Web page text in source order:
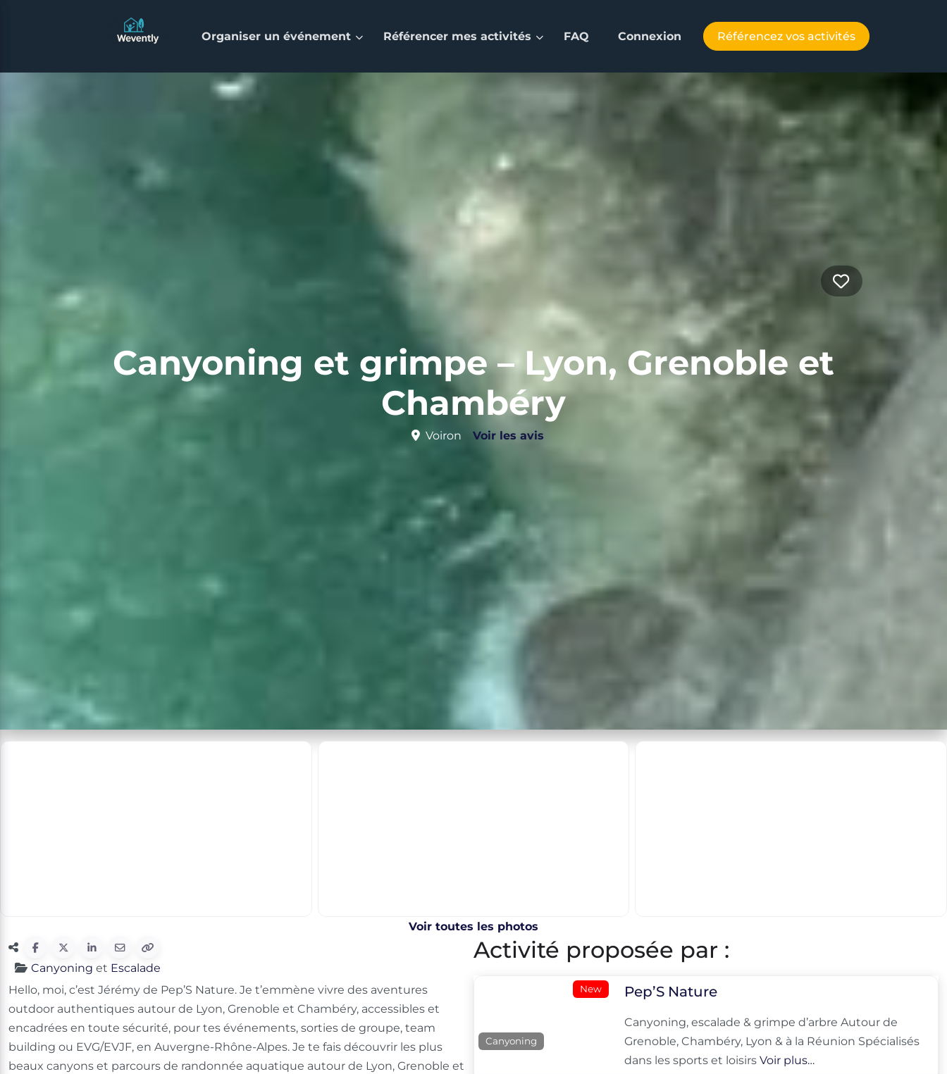
Organiser un événement Référencer mes activités FAQ Connexion Référencez vos activités
Favorite
Canyoning et grimpe – Lyon, Grenoble et
Chambéry
Voiron Voir les avis
Voir toutes les photos
Canyoning et Escalade
Hello, moi, c’est Jérémy de Pep’S Nature. Je t’emmène vivre des aventures
outdoor authentiques autour de Lyon, Grenoble et Chambéry, accessibles et
encadrées en toute sécurité, pour tes événements, sorties de groupe, team
building ou EVG/EVJF, en Auvergne-Rhône-Alpes. Je te fais découvrir les plus
beaux canyons et parcours de randonnée aquatique autour de Lyon, Grenoble et
Activité proposée par :
New
Canyoning
Pep’S Nature
Canyoning, escalade & grimpe d’arbre Autour de
Grenoble, Chambéry, Lyon & à la Réunion Spécialisés
dans les sports et loisirsVoir plus…